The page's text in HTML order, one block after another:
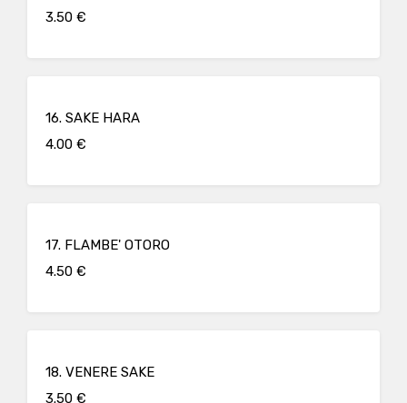
3.50 €
16. SAKE HARA
4.00 €
17. FLAMBE' OTORO
4.50 €
18. VENERE SAKE
3.50 €